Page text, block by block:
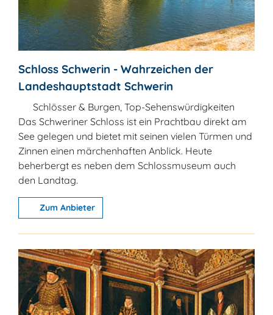
Schloss Schwerin - Wahrzeichen der
Landeshauptstadt Schwerin
Schlösser & Burgen, Top-Sehenswürdigkeiten
Das Schweriner Schloss ist ein Prachtbau direkt am
See gelegen und bietet mit seinen vielen Türmen und
Zinnen einen märchenhaften Anblick. Heute
beherbergt es neben dem Schlossmuseum auch
den Landtag.
Zum Anbieter